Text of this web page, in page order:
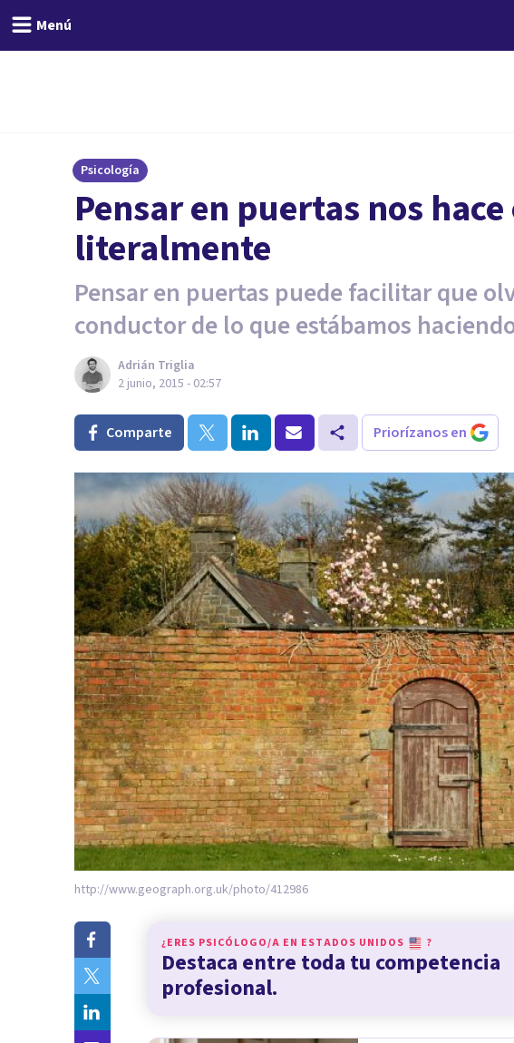
Menú
Psicología
Pensar en puertas nos
literalmente
Pensar en puertas puede facilitar que
conductor de lo que estábamos
Adrián Triglia
2 junio, 2015 - 02:57
Comparte Priorízanos en
http://www.geograph.org.uk/photo/412986
¿ERES PSICÓLOGO/A EN ESTADOS UNIDOS ?
Destaca entre toda tu competencia
profesional.